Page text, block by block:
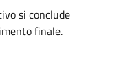
si conclude
finale.